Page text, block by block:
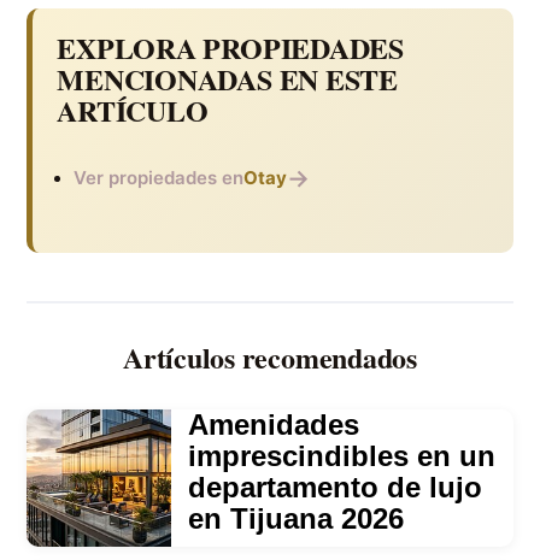
EXPLORA PROPIEDADES
MENCIONADAS EN ESTE
ARTÍCULO
Ver propiedades enOtay→
Artículos recomendados
Amenidades
imprescindibles en un
departamento de lujo
en Tijuana 2026